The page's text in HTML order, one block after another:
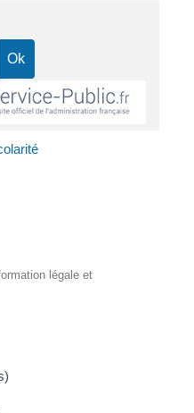
légale et